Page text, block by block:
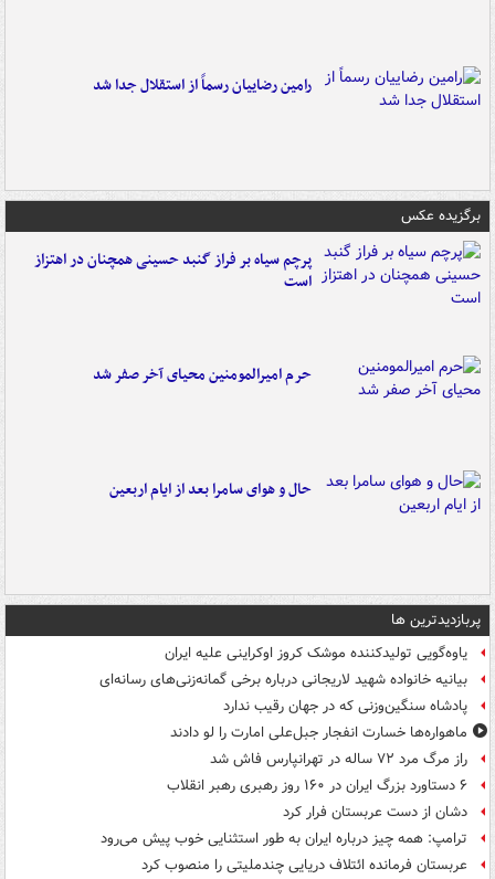
رامین رضاییان رسماً از استقلال جدا شد
برگزیده عکس
پرچم سیاه بر فراز گنبد حسینی همچنان در اهتزاز
است
حرم امیرالمومنین محیای آخر صفر شد
حال و هوای سامرا بعد از ایام اربعین
پربازدیدترین ها
یاوه‌گویی تولیدکننده موشک کروز اوکراینی علیه ایران
بیانیه خانواده شهید لاریجانی درباره برخی گمانه‌زنی‌های رسانه‌ای
پادشاه سنگین‌وزنی که در جهان رقیب ندارد
ماهواره‌ها خسارت انفجار جبل‌علی امارت را لو دادند
راز مرگ مرد ۷۲ ساله در تهرانپارس فاش شد
۶ دستاورد بزرگ ایران در ۱۶۰ روز رهبری رهبر انقلاب
دشان از دست عربستان فرار کرد
ترامپ: همه چیز درباره ایران به طور استثنایی خوب پیش می‌رود
عربستان فرمانده ائتلاف دریایی چندملیتی را منصوب کرد